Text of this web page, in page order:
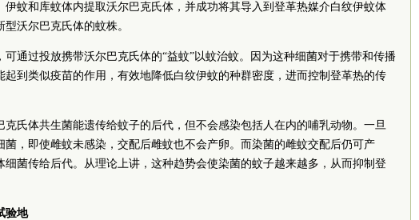
伊蚊和库蚊体内提取沃尔巴克氏体，并成功将其导入到登革热媒介白纹伊蚊体
沃尔巴克氏体的蚊株。
可通过投放携带沃尔巴克氏体的“益蚊”以蚊治蚊。因为这种细菌对于携带和传播
起到类似疫苗的作用，有效地降低白纹伊蚊的种群密度，进而控制登革热的传
克氏体共生菌能遗传给蚊子的后代，但不会感染包括人在内的哺乳动物。一旦
菌，即使雌蚊未感染，交配后雌蚊也不会产卵。而染菌的雌蚊交配后仍可产
细菌传给后代。从理论上讲，这种趋势会使染菌的蚊子越来越多，从而抑制登
验地